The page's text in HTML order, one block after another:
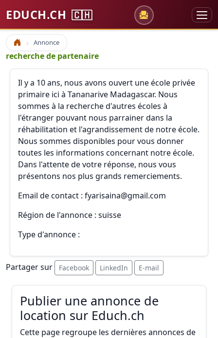
EDUCH.CH 🇨🇭
Accueil Annonce
recherche de partenaire
Il y a 10 ans, nous avons ouvert une école privée
primaire ici à Tananarive Madagascar. Nous
sommes à la recherche d'autres écoles à
l'étranger pouvant nous parrainer dans la
réhabilitation et l'agrandissement de notre école.
Nous sommes disponibles pour vous donner
toutes les informations concernant notre école.
Dans l'attente de votre réponse, nous vous
présentons nos plus grands remerciements.
Email de contact : fyarisaina@gmail.com
Région de l'annonce : suisse
Type d'annonce :
Partager sur Facebook LinkedIn E-mail
Publier une annonce de
location sur Educh.ch
Cette page regroupe les dernières annonces de